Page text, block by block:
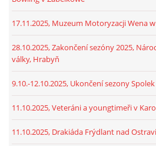
17.11.2025, Muzeum Motoryzacji Wena w
28.10.2025, Zakončení sezóny 2025,
války, Hrabyň
9.10.-12.10.2025, Ukončení sezony
11.10.2025, Veteráni a youngtimeři v
11.10.2025, Drakiáda Frýdlant nad